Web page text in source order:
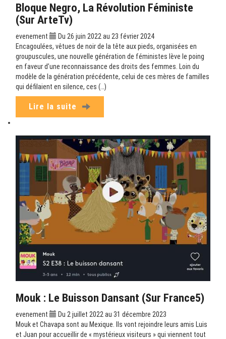
Bloque Negro, La Révolution Féministe
(sur ArteTv)
evenement
Du 26 juin 2022 au 23 février 2024
Encagoulées, vêtues de noir de la tête aux pieds, organisées en
groupuscules, une nouvelle génération de féministes lève le poing
en faveur d’une reconnaissance des droits des femmes. Loin du
modèle de la génération précédente, celui de ces mères de familles
qui défilaient en silence, ces (…)
Lire la suite
Mouk : Le Buisson Dansant (sur France5)
evenement
Du 2 juillet 2022 au 31 décembre 2023
Mouk et Chavapa sont au Mexique. Ils vont rejoindre leurs amis Luis
et Juan pour accueillir de « mystérieux visiteurs » qui viennent tout